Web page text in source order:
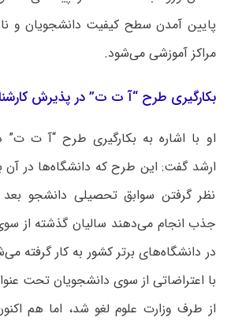
پایین آمدن سطح کیفیت دانشجویان و
مراکز آموزشی می‌شود.
بکارگیری طرح “آ ت ت” در پذیرش
او با اشاره به بکارگیری طرح “آ ت
ارشد گفت: این طرح که دانشگاه‌ها در آن
نظر گرفتن سوابق تحصیلی دانشجو بعد
جذب انجام می‌دهند سالیان گذشته از
در دانشگاه‌های برتر کشور به کار گرفته
با اعتراضاتی از سوی دانشجویان تحت
از طرف وزارت علوم لغو شد، اما هم